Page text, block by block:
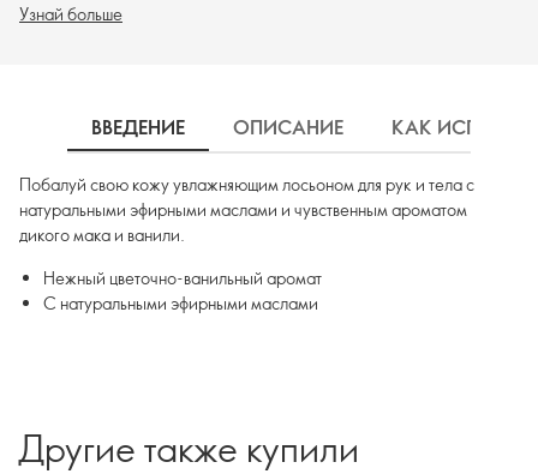
Узнай больше
ВВЕДЕНИЕ ОПИСАНИЕ КАК
Побалуй свою кожу увлажняющим лосьоном для рук и тела с
натуральными эфирными маслами и чувственным ароматом
дикого мака и ванили.
Нежный цветочно-ванильный аромат
С натуральными эфирными маслами
Другие также купили